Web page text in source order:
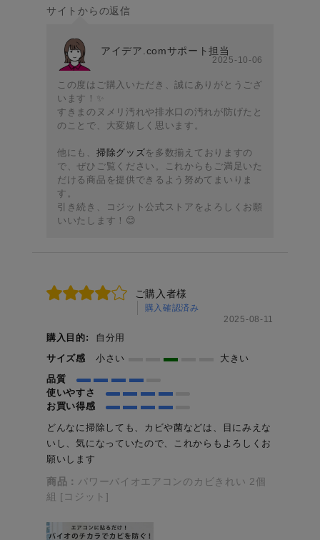
サイトからの返信
アイデア.comサポート担当
2025-10-06
この度はご購入いただき、誠にありがとうござ
います！✨
すきまのヌメリ汚れや排水口の汚れが防げたと
のことで、大変嬉しく思います。
他にも、 掃除グッズを多数揃えておりますの
で、ぜひご覧ください。これからもご満足いた
だける商品を提供できるよう努めてまいりま
す。
引き続き、コジット公式ストアをよろしくお願
いいたします！😊
ご購入者様
購入確認済み
2025-08-11
購入目的:
自分用
サイズ感
小さい
大きい
品質
使いやすさ
お買い得感
どんなに掃除しても、カビや菌などは、目にみえな
いし、気になっていたので、これからもよろしくお
願いします
商品： パワーバイオエアコンのカビきれい 2個
組 [コジット]